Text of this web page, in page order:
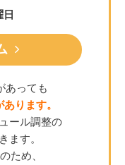
あっても
ります。
ール調整の
ます。
ため、